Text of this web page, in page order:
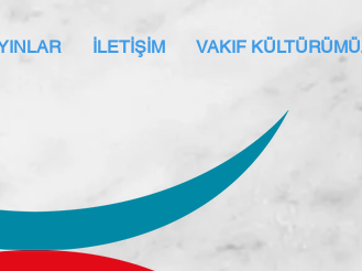
İLETİŞİM VAKIF